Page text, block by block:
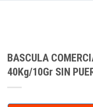
BASCULA
40Kg/10Gr SIN